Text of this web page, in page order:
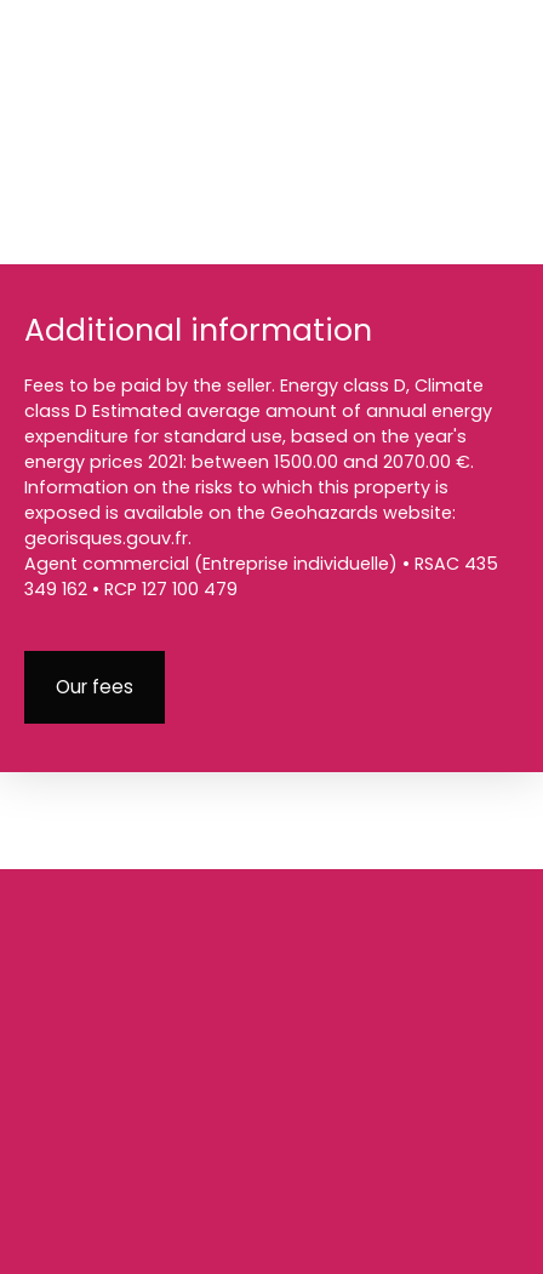
Additional information
Fees to be paid by the seller. Energy class D, Climate
class D Estimated average amount of annual energy
expenditure for standard use, based on the year's
energy prices 2021: between 1500.00 and 2070.00 €.
Information on the risks to which this property is
exposed is available on the Geohazards website:
georisques.gouv.fr.
Agent commercial (Entreprise individuelle) • RSAC 435
349 162 • RCP 127 100 479
Our fees